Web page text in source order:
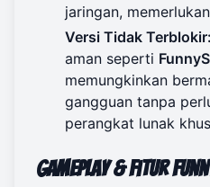
jaringan,
Versi Tidak Terblokir:
aman seperti
memungkinkan
gangguan tanpa
perangkat lunak
Gameplay & Fitur